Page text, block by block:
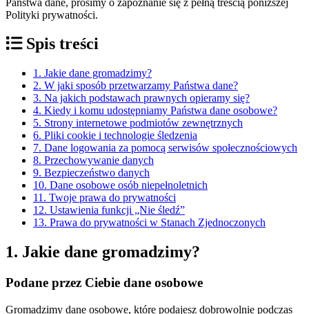
Polityki prywatności.
Spis treści
1. Jakie dane gromadzimy?
2. W jaki sposób przetwarzamy Państwa dane?
3. Na jakich podstawach prawnych opieramy się?
4. Kiedy i komu udostępniamy Państwa dane osobowe?
5. Strony internetowe podmiotów zewnętrznych
6. Pliki cookie i technologie śledzenia
7. Dane logowania za pomocą serwisów społecznościowych
8. Przechowywanie danych
9. Bezpieczeństwo danych
10. Dane osobowe osób niepełnoletnich
11. Twoje prawa do prywatności
12. Ustawienia funkcji „Nie śledź”
13. Prawa do prywatności w Stanach Zjednoczonych
1. Jakie dane gromadzimy?
Podane przez Ciebie dane osobowe
Gromadzimy dane osobowe, które podajesz dobrowolnie podczas